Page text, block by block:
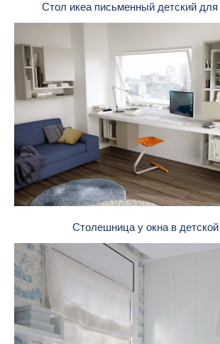
Стол икеа письменный детский
Столешница у окна в детской